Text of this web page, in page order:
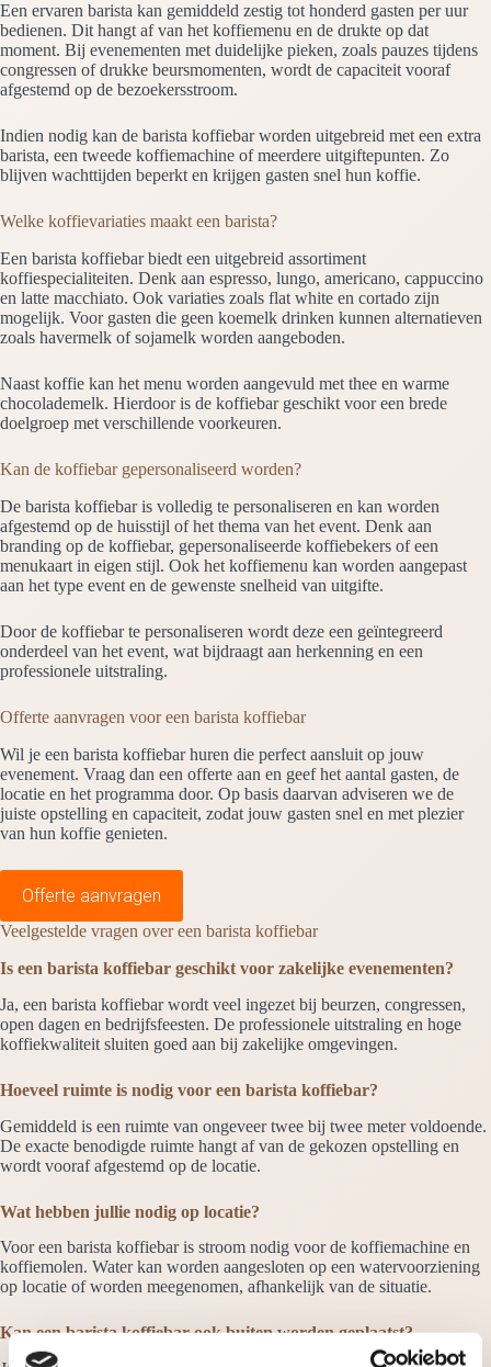
Een ervaren barista kan gemiddeld zestig tot honderd gasten per uur
bedienen. Dit hangt af van het koffiemenu en de drukte op dat
moment. Bij evenementen met duidelijke pieken, zoals pauzes tijdens
congressen of drukke beursmomenten, wordt de capaciteit vooraf
afgestemd op de bezoekersstroom.
Indien nodig kan de barista koffiebar worden uitgebreid met een extra
barista, een tweede koffiemachine of meerdere uitgiftepunten. Zo
blijven wachttijden beperkt en krijgen gasten snel hun koffie.
Welke koffievariaties maakt een barista?
Een barista koffiebar biedt een uitgebreid assortiment
koffiespecialiteiten. Denk aan espresso, lungo, americano, cappuccino
en latte macchiato. Ook variaties zoals flat white en cortado zijn
mogelijk. Voor gasten die geen koemelk drinken kunnen alternatieven
zoals havermelk of sojamelk worden aangeboden.
Naast koffie kan het menu worden aangevuld met thee en warme
chocolademelk. Hierdoor is de koffiebar geschikt voor een brede
doelgroep met verschillende voorkeuren.
Kan de koffiebar gepersonaliseerd worden?
De barista koffiebar is volledig te personaliseren en kan worden
afgestemd op de huisstijl of het thema van het event. Denk aan
branding op de koffiebar, gepersonaliseerde koffiebekers of een
menukaart in eigen stijl. Ook het koffiemenu kan worden aangepast
aan het type event en de gewenste snelheid van uitgifte.
Door de koffiebar te personaliseren wordt deze een geïntegreerd
onderdeel van het event, wat bijdraagt aan herkenning en een
professionele uitstraling.
Offerte aanvragen voor een barista koffiebar
Wil je een barista koffiebar huren die perfect aansluit op jouw
evenement. Vraag dan een offerte aan en geef het aantal gasten, de
locatie en het programma door. Op basis daarvan adviseren we de
juiste opstelling en capaciteit, zodat jouw gasten snel en met plezier
van hun koffie genieten.
Offerte aanvragen
Veelgestelde vragen over een barista koffiebar
Is een barista koffiebar geschikt voor zakelijke evenementen?
Ja, een barista koffiebar wordt veel ingezet bij beurzen, congressen,
open dagen en bedrijfsfeesten. De professionele uitstraling en hoge
koffiekwaliteit sluiten goed aan bij zakelijke omgevingen.
Hoeveel ruimte is nodig voor een barista koffiebar?
Gemiddeld is een ruimte van ongeveer twee bij twee meter voldoende.
De exacte benodigde ruimte hangt af van de gekozen opstelling en
wordt vooraf afgestemd op de locatie.
Wat hebben jullie nodig op locatie?
Voor een barista koffiebar is stroom nodig voor de koffiemachine en
koffiemolen. Water kan worden aangesloten op een watervoorziening
op locatie of worden meegenomen, afhankelijk van de situatie.
Kan een barista koffiebar ook buiten worden geplaatst?